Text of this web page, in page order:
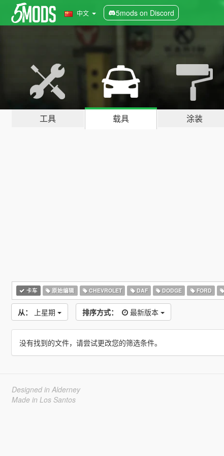
中文 5mods on Discord
工具 载具 涂装
卡车 原始编辑 CHEVROLET DAF DODGE FORD
从： 上星期 排序方式： 最新版本
没有找到的文件，请尝试更改您的筛选条件。
Designed in Alderney
Made in Los Santos